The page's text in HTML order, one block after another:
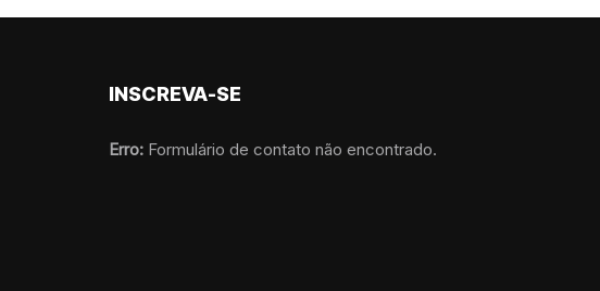
INSCREVA-SE
Erro: Formulário de contato não encontrado.